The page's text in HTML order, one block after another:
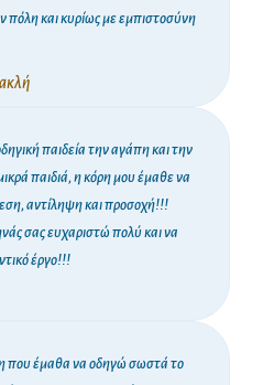
πόλη και κυρίως με εμπιστοσύνη
παιδεία την αγάπη και την
παιδιά, η κόρη μου έμαθε να
αντίληψη και προσοχή!!!
σας ευχαριστώ πολύ και να
έργο!!!
που έμαθα να οδηγώ σωστά το